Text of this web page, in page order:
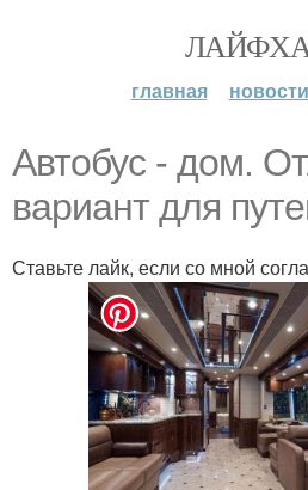
главная новости
Автобус - дом.
вариант для
Ставьте лайк, если со мной